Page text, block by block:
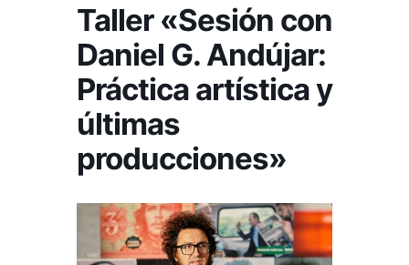
Taller «Sesión con
Daniel G. Andújar:
Práctica artística y
últimas
producciones»